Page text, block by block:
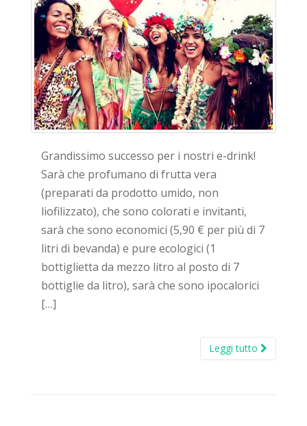
Grandissimo successo per i nostri e-drink!
Sarà che profumano di frutta vera
(preparati da prodotto umido, non
liofilizzato), che sono colorati e invitanti,
sarà che sono economici (5,90 € per più di 7
litri di bevanda) e pure ecologici (1
bottiglietta da mezzo litro al posto di 7
bottiglie da litro), sarà che sono ipocalorici
[…]
Leggi tutto